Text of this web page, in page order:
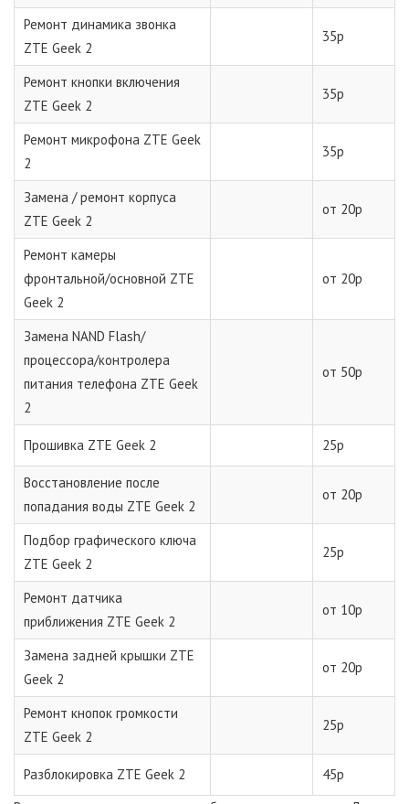
Ремонт динамика звонка
ZTE Geek 2
35р
Ремонт кнопки включения
ZTE Geek 2
35р
Ремонт микрофона ZTE Geek
2
35р
Замена / ремонт корпуса
ZTE Geek 2
от 20р
Ремонт камеры
фронтальной/основной ZTE
Geek 2
от 20р
Замена NAND Flash/
процессора/контролера
питания телефона ZTE Geek
2
от 50р
Прошивка ZTE Geek 2 25р
Восстановление после
попадания воды ZTE Geek 2
от 20р
Подбор графического ключа
ZTE Geek 2
25р
Ремонт датчика
приближения ZTE Geek 2
от 10р
Замена задней крышки ZTE
Geek 2
от 20р
Ремонт кнопок громкости
ZTE Geek 2
25р
Разблокировка ZTE Geek 2
45р